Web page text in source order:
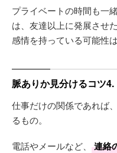
プライベートの時間も一
は、友達以上に発展させ
感情を持っている可能性
脈ありか見分けるコツ
仕事だけの関係であれば
るもの。
電話やメールなど、 連絡